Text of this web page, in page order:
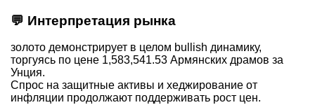
💬 Интерпретация рынка
золото демонстрирует в целом bullish динамику,
торгуясь по цене 1,583,541.53 Армянских драмов за
Унция.
Спрос на защитные активы и хеджирование от
инфляции продолжают поддерживать рост цен.